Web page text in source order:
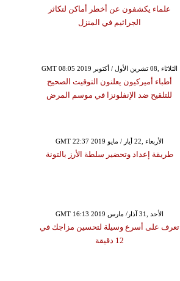
علماء يكشفون عن أخطر أماكن لتكاثر
الجراثيم في المنزل
GMT 08:05 2019 الثلاثاء ,08 تشرين الأول / أكتوبر
أطباء أميركيون يعلنون التوقيت الصحيح
للتلقيح ضد الإنفلونزا في موسم المرض
GMT 22:37 2019 الأربعاء ,22 أيار / مايو
طريقة إعداد وتحضير سلطة الأرز بالتونة
GMT 16:13 2019 الأحد ,31 آذار/ مارس
تعرف على أسرع وسيلة لتحسين مزاجك في
12 دقيقة